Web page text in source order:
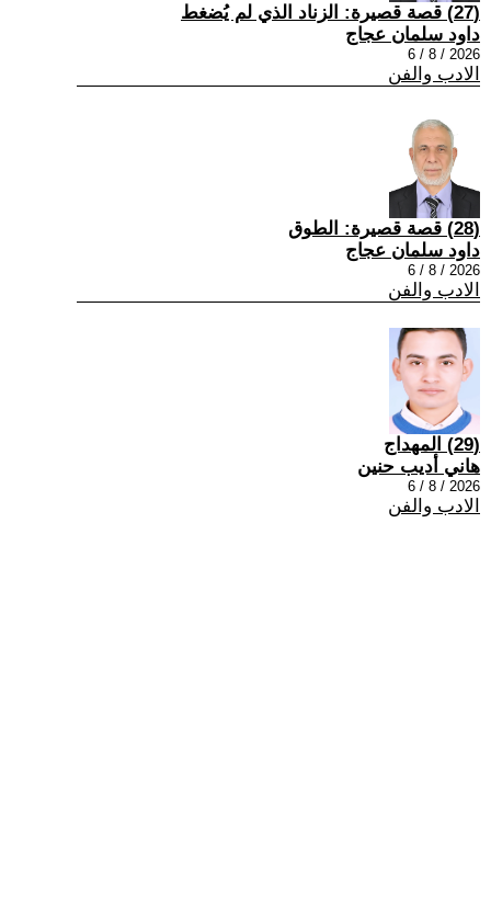
(27) قصة قصيرة: الزناد الذي لم يُضغط
داود سلمان عجاج
2026 / 8 / 6
الادب والفن
(28) قصة قصيرة: الطوق
داود سلمان عجاج
2026 / 8 / 6
الادب والفن
(29) المهداج
هاني أديب حنين
2026 / 8 / 6
الادب والفن